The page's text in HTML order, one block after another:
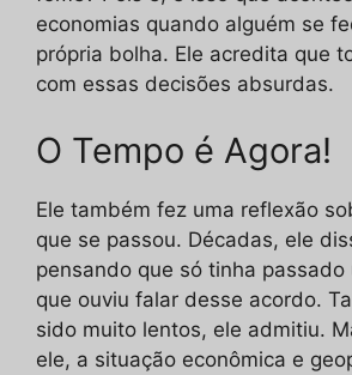
economias quando alguém se
própria bolha. Ele acredita que
com essas decisões absurdas.
O Tempo é Agora!
Ele também fez uma reflexão
que se passou. Décadas, ele
pensando que só tinha
que ouviu falar desse acordo.
sido muito lentos, ele admitiu.
ele, a situação econômica e